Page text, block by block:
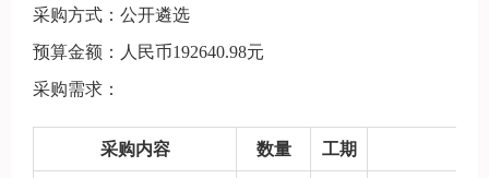
采购方式：公开遴选
预算金额：人民币192640.98元
采购需求：
采购内容 数量 工期